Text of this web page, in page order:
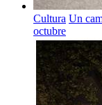
Cultura Un
octubre